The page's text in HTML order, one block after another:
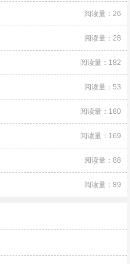
阅读量：26
阅读量：28
阅读量：182
阅读量：53
阅读量：180
阅读量：169
阅读量：88
阅读量：89